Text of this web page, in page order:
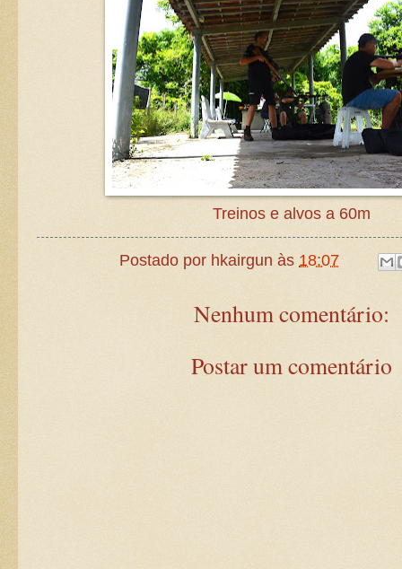
Treinos e alvos a 60m
Postado por hkairgun às 18:07
Nenhum comentário:
Postar um comentário